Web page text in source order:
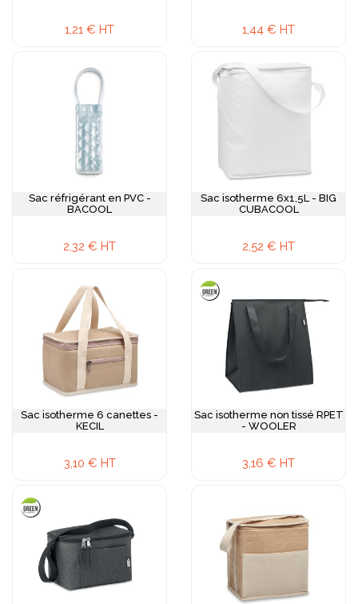
sérigraphie résistante et économique, transfert numérique
d'accessoire utilitaire du quotidien.
Retrouvez également notre sélection de bouteilles
isothermes personnalisées
1,21 € HT 1,44 € HT
Sac réfrigérant en PVC -
BACOOL
2,32 € HT
Sac isotherme 6x1,5L - BIG
CUBACOOL
2,52 € HT
Sac isotherme 6 canettes -
KECIL
3,10 € HT
Sac isotherme non tissé RPET
- WOOLER
3,16 € HT